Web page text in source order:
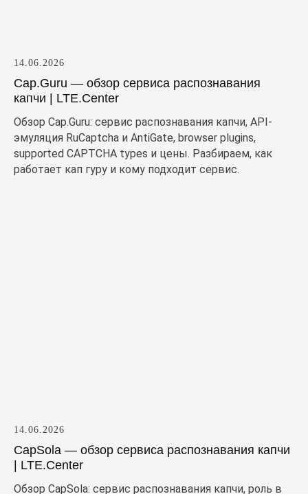
14.06.2026
Cap.Guru — обзор сервиса распознавания
капчи | LTE.Center
Обзор Cap.Guru: сервис распознавания капчи, API-
эмуляция RuCaptcha и AntiGate, browser plugins,
supported CAPTCHA types и цены. Разбираем, как
работает кап гуру и кому подходит сервис.
14.06.2026
CapSola — обзор сервиса распознавания капчи
| LTE.Center
Обзор CapSola: сервис распознавания капчи, роль в